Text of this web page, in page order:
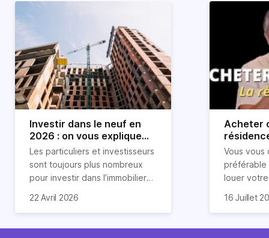
Investir dans le neuf en
2026 : on vous explique
tout !
Les particuliers et investisseurs
sont toujours plus nombreux
pour investir dans l’immobilier
nombreux avantages à choisir
expliquons tout dans cet
22 Avril 2026
Acheter
règle
révélée
Vous vous
préférable
louer
expert en
règle
l'argent
16 Juillet